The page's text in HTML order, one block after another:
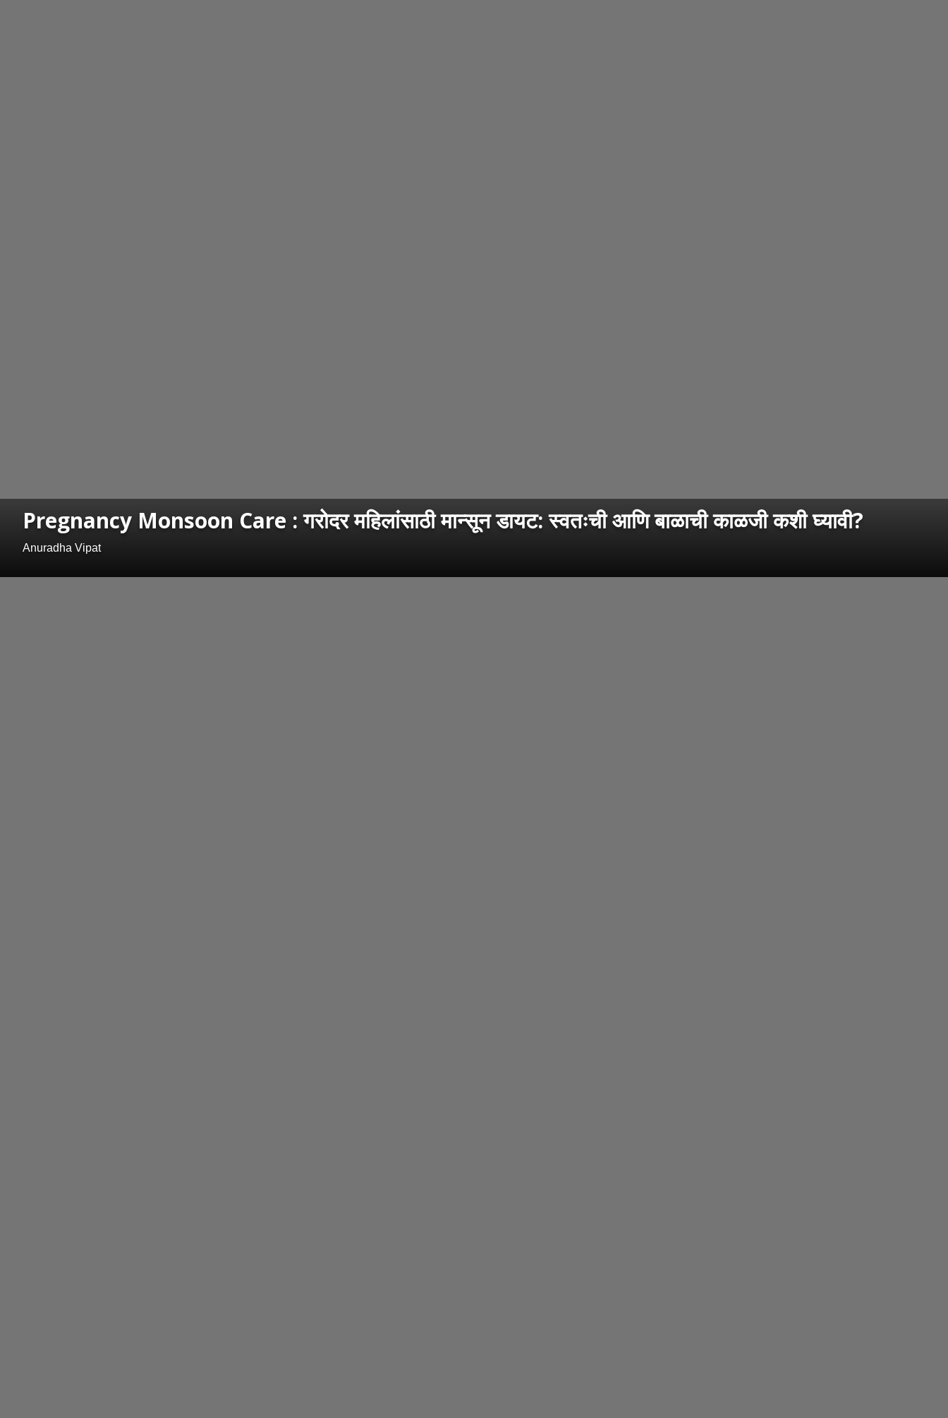
Pregnancy Monsoon Care : गरोदर महिलांसाठी मान्सून डायट: स्वतःची आणि बाळाची काळजी कशी घ्यावी?
Anuradha Vipat